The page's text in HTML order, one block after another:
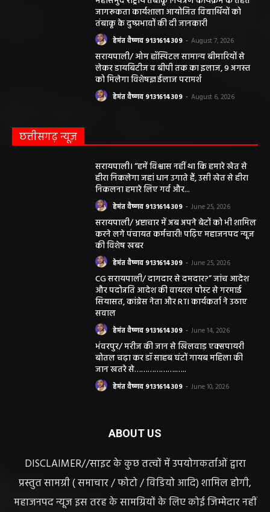
जागरूकता कार्यशाला आयोजित विद्यार्थियों को
तंबाकू के दुष्प्रभावों की दी जानकारी
हेमंत वैष्णव 9131614309 - August 7, 2026
सरायपाली/ ओम हॉस्पिटल सामान्य बीमारियों से
लेकर डायबिटीज व बीपी तक का इलाज, 9 अगस्त
को मिलेगा विशेषज्ञ ईलाज परामर्श
हेमंत वैष्णव 9131614309 - August 6, 2026
छत्तीसगढ़ न्यूज़
सरायपाली। “हमें विश्वास नहीं था कि हमारे खेत से
हीरा निकलेगा जहां धान उगाते हैं, उसी खेत से हीरा
निकलना हमारे लिए गर्व और...
हेमंत वैष्णव 9131614309 - June 25, 2026
सरायपाली/ भ्रष्टाचार में अब अपने बेटों को भी शामिल
करने लगे पंचायत कर्मचारी! पढ़िए महाजनपद न्यूज
की विशेष खबर
हेमंत वैष्णव 9131614309 - June 25, 2026
CG सरायपाली/ दागदार से दमदार?” जांच आदेश
और पदोन्नति आदेश की वायरल पोस्ट से गरमाई
सियासत, कांग्रेस नेता और RTI कार्यकर्ता ने उठाए
सवाल
हेमंत वैष्णव 9131614309 - June 14, 2026
भंवरपुर/ मरीज की जान से खिलवाड़ एक्सपायरी
बोतल चढ़ा कर डॉ साहब घंटों गायब महिला की
जान खतरे से……………….…..
हेमंत वैष्णव 9131614309 - June 10, 2026
ABOUT US
DISCLAIMER//साइट के कुछ तत्वों में उपयोगकर्ताओं द्वारा
प्रस्तुत सामग्री ( समाचार / फोटो / विडियो आदि) शामिल होगी,
महाजनपद न्यूज इस तरह के सामग्रियों के लिए कोई जिम्मेदार नहीं